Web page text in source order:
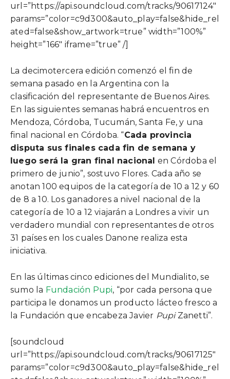
url=”https://api.soundcloud.com/tracks/90617124″
params=”color=c9d300&auto_play=false&hide_rel
ated=false&show_artwork=true” width=”100%”
height=”166″ iframe=”true” /]
La decimotercera edición comenzó el fin de
semana pasado en la Argentina con la
clasificación del representante de Buenos Aires.
En las siguientes semanas habrá encuentros en
Mendoza, Córdoba, Tucumán, Santa Fe, y una
final nacional en Córdoba. “Cada provincia
disputa sus finales cada fin de semana y
luego será la gran final nacional en Córdoba el
primero de junio”, sostuvo Flores. Cada año se
anotan 100 equipos de la categoría de 10 a 12 y 60
de 8 a 10. Los ganadores a nivel nacional de la
categoría de 10 a 12 viajarán a Londres a vivir un
verdadero mundial con representantes de otros
31 países en los cuales Danone realiza esta
iniciativa.
En las últimas cinco ediciones del Mundialito, se
sumo la Fundación Pupi, “por cada persona que
participa le donamos un producto lácteo fresco a
la Fundación que encabeza Javier PupiZanetti”.
[soundcloud
url=”https://api.soundcloud.com/tracks/90617125″
params=”color=c9d300&auto_play=false&hide_rel